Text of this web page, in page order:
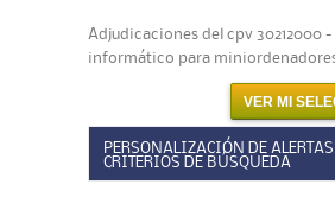
Adjudicaciones del cpv 30212000 -
informático para
VER MI
PERSONALIZACIÓN DE
CRITERIOS DE BÚSQUEDA